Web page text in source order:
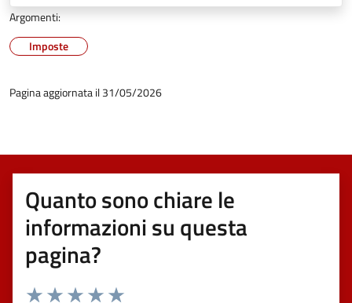
Argomenti:
Imposte
Pagina aggiornata il 31/05/2026
Quanto sono chiare le
informazioni su questa
pagina?